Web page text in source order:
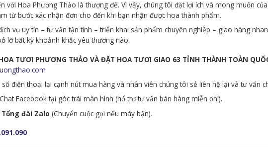
với Hoa Phương Thảo là thượng đế. Vì vậy, chúng tôi đặt lợi ích và mong muốn
từ bước xác nhận đơn cho đến khi bạn nhận được hoa thành phẩm.
vụ uy tín – tư vấn tận tình – triển khai sản phẩm chuyên nghiệp – giao hàng
lỡ bất kỳ khoảnh khắc yêu thương nào.
TƯƠI PHƯƠNG THẢO VÀ ĐẶT HOA TƯƠI GIAO 63 TỈNH THÀNH TOÀN
điện thoại lại cạnh nút mua hàng và nhân viên chúng tôi sẻ liên hệ lại và tư vấn
Facebook tại góc trái màn hình (hổ trợ tư vấn bán hàng miễn phí).
Tổng đài Zalo (Chuyển cuộc gọi nếu máy bận).